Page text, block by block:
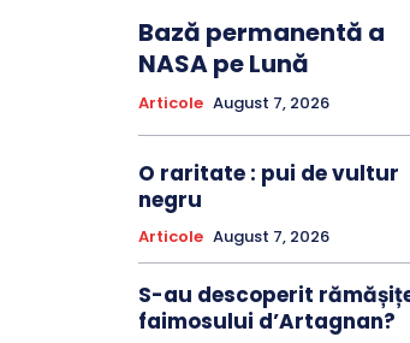
Bază permanentă a
NASA pe Lună
Articole August 7, 2026
O raritate : pui de vultur
negru
Articole August 7, 2026
S-au descoperit
faimosului d’Artagnan?